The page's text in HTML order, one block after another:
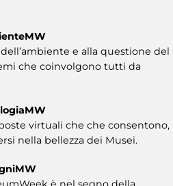
e alla questione del
che coinvolgono tutti da
virtuali che che consentono,
nella bellezza dei Musei.